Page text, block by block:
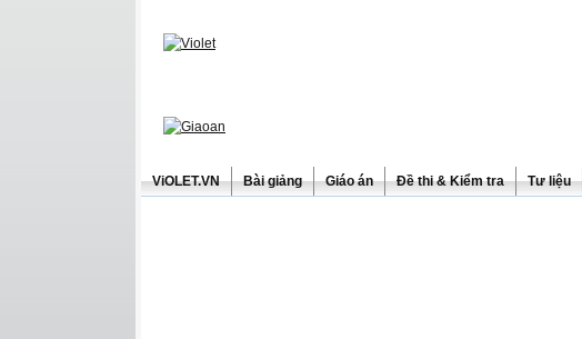
ViOLET.VN Bài giảng Giáo án Đề thi & Kiểm tra Tư liệu